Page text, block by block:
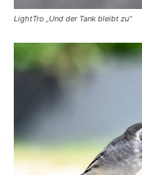
LightTro „Und der Tank bleibt zu“